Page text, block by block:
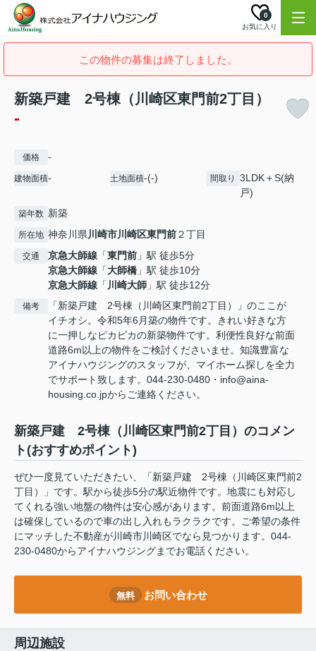
お気に入り
0
この物件の募集は終了しました。
新築戸建 2号棟（川崎区東門前2丁目）
-
価格 -
建物面積- 土地面積-(-) 間取り
3LDK＋S(納
戸)
築年数 新築
所在地 神奈川県川崎市川崎区東門前２丁目
交通 京急大師線 「東門前 」駅 徒歩5分
京急大師線 「大師橋 」駅 徒歩10分
京急大師線 「 川崎大師 」駅 徒歩12分
備考
「新築戸建 2号棟（川崎区東門前2丁目）」のここが
イチオシ。令和5年6月築の物件です。きれい好きな方
に一押しなピカピカの新築物件です。利便性良好な前面
道路6m以上の物件をご検討くださいませ。知識豊富な
アイナハウジングのスタッフが、マイホーム探しを全力
でサポート致します。044-230-0480・info@aina-
housing.co.jpからご連絡ください。
新築戸建 2号棟（川崎区東門前2丁目）のコメン
ト(おすすめポイント)
ぜひ一度見ていただきたい、「新築戸建 2号棟（川崎区東門前2
丁目）」です。駅から徒歩5分の駅近物件です。地震にも対応し
てくれる強い地盤の物件は安心感があります。前面道路6m以上
は確保しているので車の出し入れもラクラクです。ご希望の条件
にマッチした不動産が川崎市川崎区でなら見つかります。044-
230-0480からアイナハウジングまでお電話ください。
無料 お問い合わせ
周辺施設